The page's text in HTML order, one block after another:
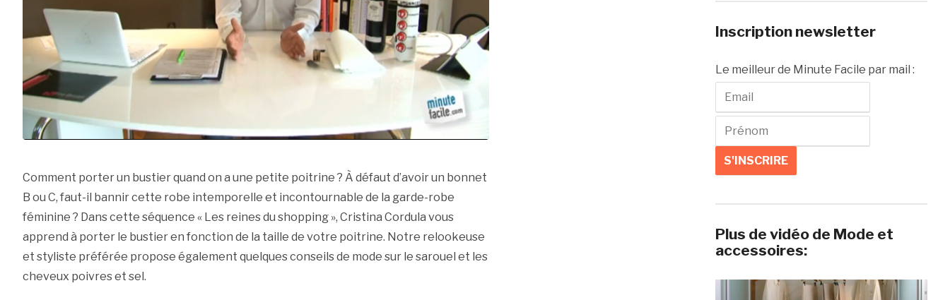
Comment porter un bustier quand on a une petite poitrine ? À défaut d’avoir un bonnet
B ou C, faut-il bannir cette robe intemporelle et incontournable de la garde-robe
féminine ? Dans cette séquence « Les reines du shopping », Cristina Cordula vous
apprend à porter le bustier en fonction de la taille de votre poitrine. Notre relookeuse
et styliste préférée propose également quelques conseils de mode sur le sarouel et les
cheveux poivres et sel.
Inscription newsletter
Le meilleur de Minute Facile par mail :
Plus de vidéo de Mode et
accessoires: